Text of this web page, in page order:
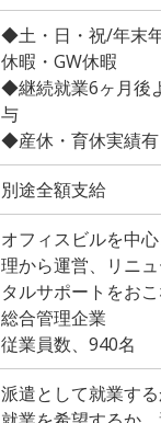
◆土・日・祝/年末
休暇・GW休暇
◆継続就業6ヶ月後
与
◆産休・育休実績有
別途全額支給
オフィスビルを中
理から運営、リニ
タルサポートをお
総合管理企業
従業員数、940名
派遣として就業す